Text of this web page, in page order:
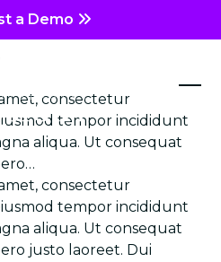
a Demo
consectetur
tempor incididunt
aliqua. Ut consequat
consectetur
tempor incididunt
aliqua. Ut consequat
justo laoreet. Dui